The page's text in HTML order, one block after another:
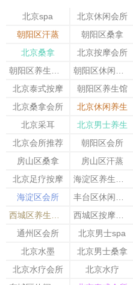
北京spa 北京休闲会所
朝阳区汗蒸
朝阳区桑拿
北京桑拿
北京按摩会所
北京泰式按摩
朝阳区养生馆
北京桑拿会所
北京休闲养生
北京采耳
北京男士养生
北京会所推荐
朝阳区会所
房山区桑拿
房山区汗蒸
北京足疗按摩
海淀区会所
通州区会所
北京男士spa
北京水墨
北京男士桑拿
北京水疗会所
北京水疗